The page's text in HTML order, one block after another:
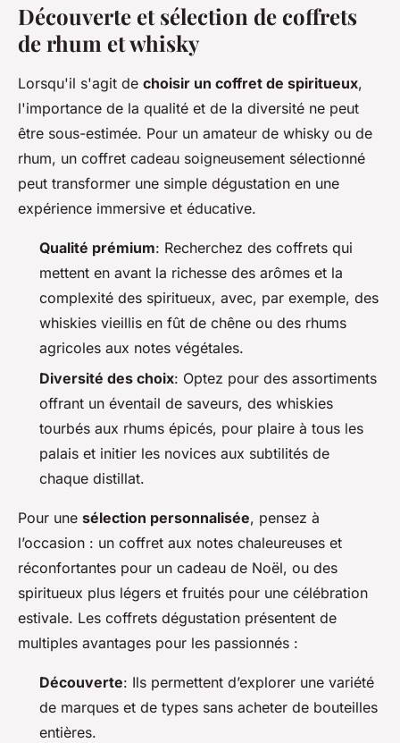
Découverte et sélection de coffrets
de rhum et whisky
Lorsqu'il s'agit de choisir un coffret de spiritueux,
l'importance de la qualité et de la diversité ne peut
être sous-estimée. Pour un amateur de whisky ou de
rhum, un coffret cadeau soigneusement sélectionné
peut transformer une simple dégustation en une
expérience immersive et éducative.
Qualité prémium: Recherchez des coffrets qui
mettent en avant la richesse des arômes et la
complexité des spiritueux, avec, par exemple, des
whiskies vieillis en fût de chêne ou des rhums
agricoles aux notes végétales.
Diversité des choix: Optez pour des assortiments
offrant un éventail de saveurs, des whiskies
tourbés aux rhums épicés, pour plaire à tous les
palais et initier les novices aux subtilités de
chaque distillat.
Pour une sélection personnalisée, pensez à
l’occasion : un coffret aux notes chaleureuses et
réconfortantes pour un cadeau de Noël, ou des
spiritueux plus légers et fruités pour une célébration
estivale. Les coffrets dégustation présentent de
multiples avantages pour les passionnés :
Découverte: Ils permettent d’explorer une variété
de marques et de types sans acheter de bouteilles
entières.